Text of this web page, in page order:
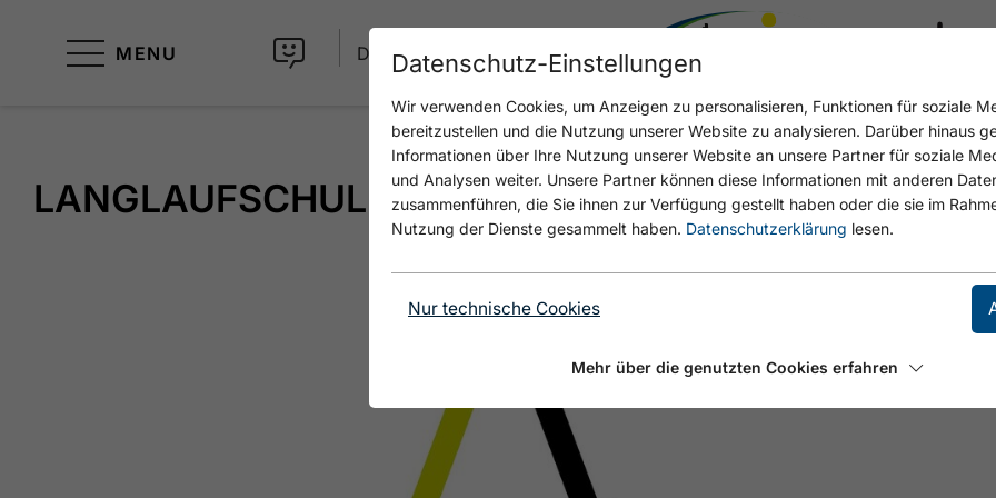
MENU DE
LANGLAUFSCHULE ACHENSEE - PETER SCHWANDL
Datenschutz-Einstellungen
Wir verwenden Cookies, um Anzeigen zu personalisieren, Funktionen für soziale
bereitzustellen und die Nutzung unserer Website zu analysieren. Darüber hinaus
Informationen über Ihre Nutzung unserer Website an unsere Partner für soziale
und Analysen weiter. Unsere Partner können diese Informationen mit anderen
zusammenführen, die Sie ihnen zur Verfügung gestellt haben oder die sie im
Nutzung der Dienste gesammelt haben. Datenschutzerklärung lesen.
Nur technische Cookies
Mehr über die genutzten Cookies erfahren